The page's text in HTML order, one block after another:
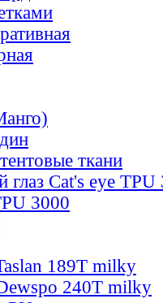
ткани
глаз Cat's eye TPU
3000
189T milky
240T milky